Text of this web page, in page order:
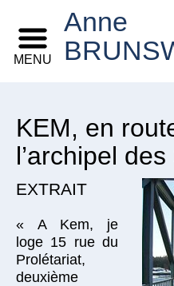
Anne
MENU
KEM, en
l’archipel
EXTRAIT
« A Kem, je
loge 15 rue du
Prolétariat,
deuxième